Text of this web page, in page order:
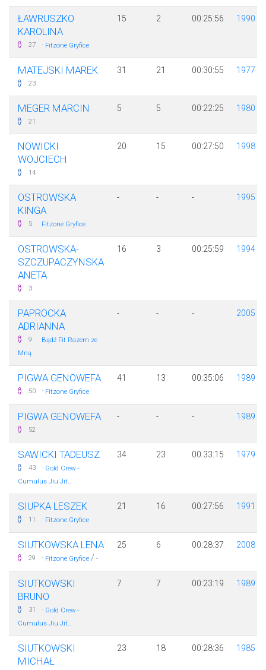
ŁAWRUSZKO
KAROLINA
27 · Fitzone Gryfice
15 2 00:25:56 1990
MATEJSKI MAREK
23
31 21 00:30:55 1977
MEGER MARCIN
21
5 5 00:22:25 1980
NOWICKI
WOJCIECH
14
20 15 00:27:50 1998
OSTROWSKA
KINGA
5 · Fitzone Gryfice
- - - 1995
OSTROWSKA-
SZCZUPACZYNSKA
ANETA
3
16 3 00:25:59 1994
PAPROCKA
ADRIANNA
9 · Bądź Fit Razem ze
Mną
- - - 2005
PIGWA GENOWEFA
50 · Fitzone Gryfice
41 13 00:35:06 1989
PIGWA GENOWEFA
52
- - - 1989
SAWICKI TADEUSZ
43 · Gold Crew -
Cumulus Jiu Jit...
34 23 00:33:15 1979
SIUPKA LESZEK
11 · Fitzone Gryfice
21 16 00:27:56 1991
SIUTKOWSKA LENA
29 · Fitzone Gryfice / -
25 6 00:28:37 2008
SIUTKOWSKI
BRUNO
31 · Gold Crew -
Cumulus Jiu Jit...
7 7 00:23:19 1989
SIUTKOWSKI
MICHAŁ
23 18 00:28:36 1985